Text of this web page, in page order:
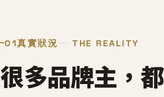
01真實狀況 THE REALITY
很多品牌主，